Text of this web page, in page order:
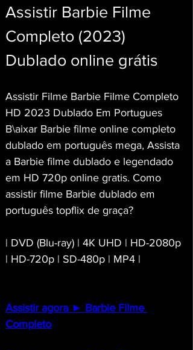
Assistir Barbie Filme
Completo (2023)
Dublado online grátis
Assistir Filme Barbie Filme Completo
HD 2023 Dublado Em Portugues
B\aixar Barbie filme online completo
dublado em português mega, Assista
a Barbie filme dublado e legendado
em HD 720p online gratis. Como
assistir filme Barbie dublado em
português topflix de graça?
| DVD (Blu-ray) | 4K UHD | HD-2080p
| HD-720p | SD-480p | MP4 |
Assistir agora ► Barbie Filme
Completo